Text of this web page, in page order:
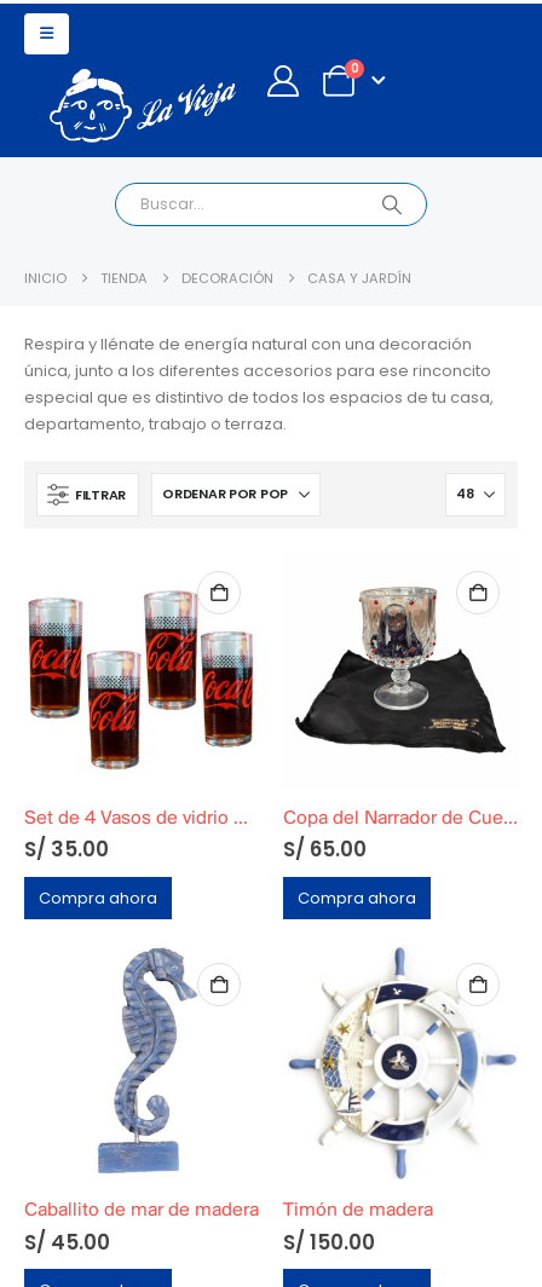
0
INICIO TIENDA DECORACIÓN CASA Y JARDÍN
Respira y llénate de energía natural con una decoración
única, junto a los diferentes accesorios para ese rinconcito
especial que es distintivo de todos los espacios de tu casa,
departamento, trabajo o terraza.
FILTRAR
Set de 4 Vasos de vidrio Coca-Cola
S/ 35.00
Compra ahora
Copa del Narrador de Cuentos Original
S/ 65.00
Compra ahora
Caballito de mar de madera
S/ 45.00
Timón de madera
S/ 150.00